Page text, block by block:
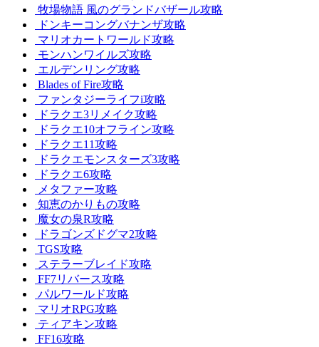
牧場物語 風のグランドバザール攻略
ドンキーコングバナンザ攻略
マリオカートワールド攻略
モンハンワイルズ攻略
エルデンリング攻略
Blades of Fire攻略
ファンタジーライフi攻略
ドラクエ3リメイク攻略
ドラクエ10オフライン攻略
ドラクエ11攻略
ドラクエモンスターズ3攻略
ドラクエ6攻略
メタファー攻略
知恵のかりもの攻略
魔女の泉R攻略
ドラゴンズドグマ2攻略
TGS攻略
ステラーブレイド攻略
FF7リバース攻略
パルワールド攻略
マリオRPG攻略
ティアキン攻略
FF16攻略